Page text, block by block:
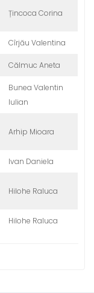
Țincoca Corina
Cîrjău Valentina
Călmuc Aneta
Bunea Valentin
Iulian
Arhip Mioara
Ivan Daniela
Hilohe Raluca
Hilohe Raluca